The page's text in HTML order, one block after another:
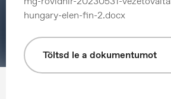
hungary-elen-fin-2.docx
Töltsd le a dokumentumot